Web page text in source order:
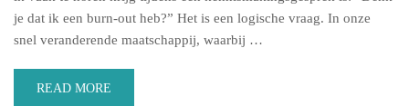
je dat ik een burn-out heb?” Het is een logische vraag. In onze
snel veranderende maatschappij, waarbij …
READ MORE